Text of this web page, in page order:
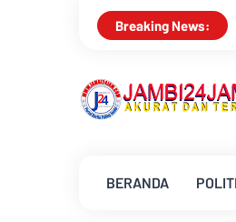
Breaking News:
Pemkab
BERANDA